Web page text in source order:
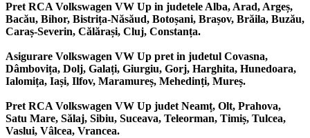
Pret RCA Volkswagen VW Up in judetele Alba, Arad, Argeș,
Bacău, Bihor, Bistrița-Năsăud, Botoșani, Brașov, Brăila, Buzău,
Caraș-Severin, Călărași, Cluj, Constanța.
Asigurare Volkswagen VW Up pret in judetul Covasna,
Dâmbovița, Dolj, Galați, Giurgiu, Gorj, Harghita, Hunedoara,
Ialomița, Iași, Ilfov, Maramureș, Mehedinți, Mureș.
Pret RCA Volkswagen VW Up judet Neamț, Olt, Prahova,
Satu Mare, Sălaj, Sibiu, Suceava, Teleorman, Timiș, Tulcea,
Vaslui, Vâlcea, Vrancea.